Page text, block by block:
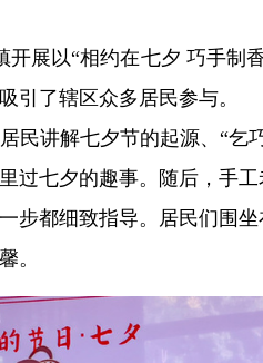
开展以“相约在七夕 巧手制
引了辖区众多居民参与。
民讲解七夕节的起源、“乞
过七夕的趣事。随后，手
步都细致指导。居民们围
。